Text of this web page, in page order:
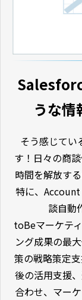
うな
そう感じてい
す！日々の商
時間を解放す
特に、
談自動
toBeマーケテ
ング成果の最
策の戦略策定
後の活用支援
合わせ、マー